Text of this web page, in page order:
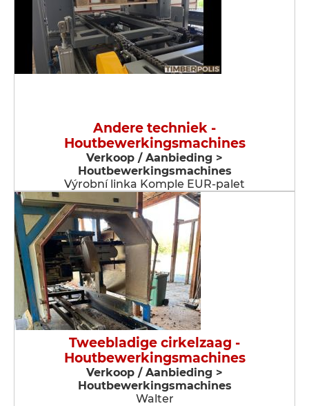
Andere techniek -
Houtbewerkingsmachines
Verkoop / Aanbieding >
Houtbewerkingsmachines
Výrobní linka Komple EUR-palet
Tweebladige cirkelzaag -
Houtbewerkingsmachines
Verkoop / Aanbieding >
Houtbewerkingsmachines
Walter